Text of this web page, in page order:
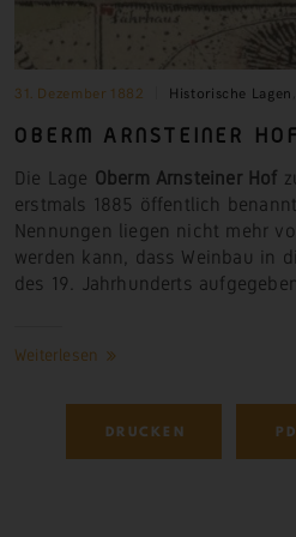
31. Dezember 1882 Historische Lagen
OBERM ARNSTEINER
HOF
Die Lage Oberm Arnsteiner Hof
erstmals 1885 öffentlich
Nennungen liegen nicht mehr
werden kann, dass Weinbau in
des 19. Jahrhunderts aufgegeben
Weiterlesen
DRUCKEN